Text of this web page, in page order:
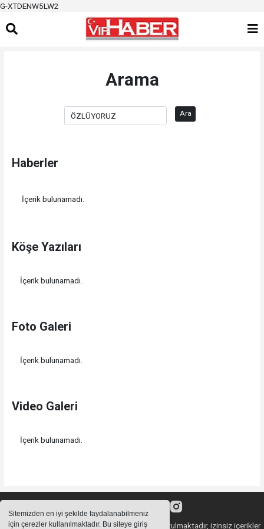
Sitemizden en iyi şekilde faydalanabilmeniz
için çerezler kullanılmaktadır. Bu siteye giriş
G-XTDENW5LW2
Arama
Ara
Haberler
İçerik bulunamadı.
Köşe Yazıları
İçerik bulunamadı.
Foto Galeri
İçerik bulunamadı.
Video Galeri
İçerik bulunamadı.
Sitemizde bulunan içeriklerin tüm hakları saklı tutulmaktadır, izinsiz içerikler